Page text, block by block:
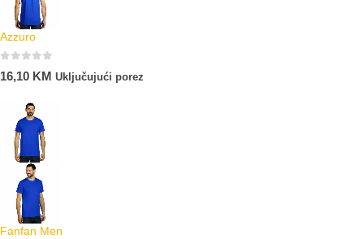
Azzuro
16,10 KM Uključujući porez
Fanfan Men